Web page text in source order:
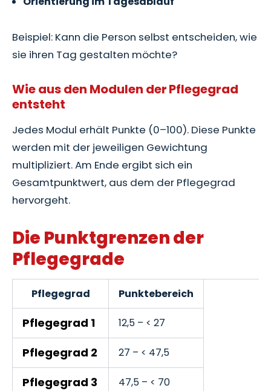
Beispiel: Kann die Person selbst entscheiden, wie
sie ihren Tag gestalten möchte?
Wie aus den Modulen der Pflegegrad
entsteht
Jedes Modul erhält Punkte (0–100). Diese Punkte
werden mit der jeweiligen Gewichtung
multipliziert. Am Ende ergibt sich ein
Gesamtpunktwert, aus dem der Pflegegrad
hervorgeht.
Die Punktgrenzen der
Pflegegrade
Pflegegrad Punktebereich
Pflegegrad 1 12,5 – < 27
Pflegegrad 2 27 – < 47,5
Pflegegrad 3 47,5 – < 70